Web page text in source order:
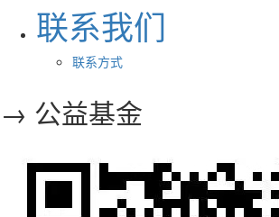
联系我们
联系方式
→ 公益基金